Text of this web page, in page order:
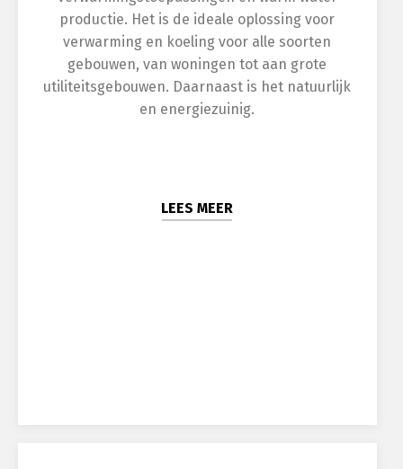
productie. Het is de ideale oplossing voor
verwarming en koeling voor alle soorten
gebouwen, van woningen tot aan grote
utiliteitsgebouwen. Daarnaast is het natuurlijk
en energiezuinig.
LEES MEER